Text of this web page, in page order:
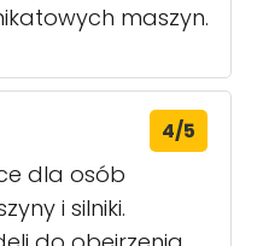
maszyn.
4/5
dla osób
i silniki.